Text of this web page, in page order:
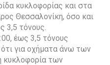
κυκλοφορίας και στα
Θεσσαλονίκη, όσο και
3,5 τόνους.
έως 3,5 τόνους
ότι για οχήματα άνω των
κυκλοφορία των